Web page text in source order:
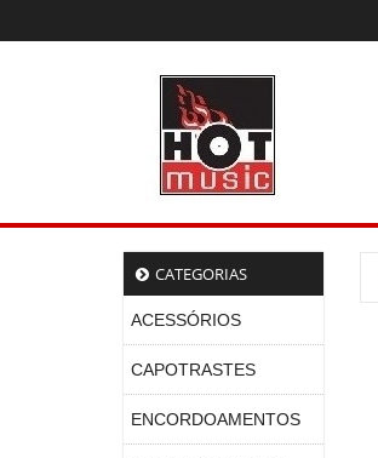
CATEGORIAS
ACESSÓRIOS
CAPOTRASTES
ENCORDOAMENTOS